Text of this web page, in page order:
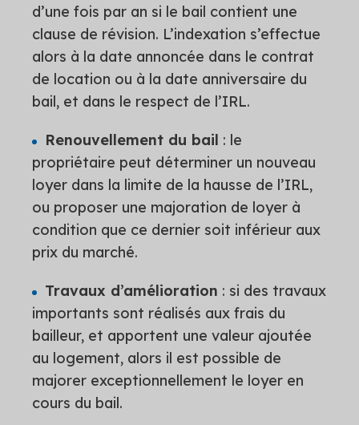
d’une fois par an si le bail contient une
clause de révision. L’indexation s’effectue
alors à la date annoncée dans le contrat
de location ou à la date anniversaire du
bail, et dans le respect de l’IRL.
Renouvellement du bail : le
propriétaire peut déterminer un nouveau
loyer dans la limite de la hausse de l’IRL,
ou proposer une majoration de loyer à
condition que ce dernier soit inférieur aux
prix du marché.
Travaux d’amélioration : si des travaux
importants sont réalisés aux frais du
bailleur, et apportent une valeur ajoutée
au logement, alors il est possible de
majorer exceptionnellement le loyer en
cours du bail.